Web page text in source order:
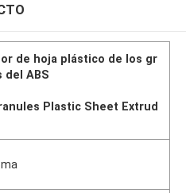
de hoja plástico de los gr
del ABS
Plastic Sheet Extrud